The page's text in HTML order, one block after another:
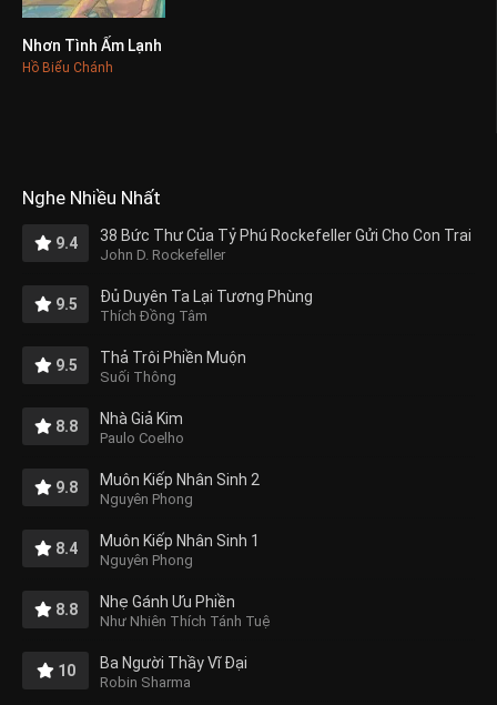
0
Nhơn Tình Ấm Lạnh
Hồ Biểu Chánh
Nghe Nhiều Nhất
9.4 38 Bức Thư Của Tỷ Phú Rockefeller Gửi Cho Con Trai
John D. Rockefeller
9.5 Đủ Duyên Ta Lại Tương Phùng
Thích Đồng Tâm
9.5 Thả Trôi Phiền Muộn
Suối Thông
8.8 Nhà Giả Kim
Paulo Coelho
9.8 Muôn Kiếp Nhân Sinh 2
Nguyên Phong
8.4 Muôn Kiếp Nhân Sinh 1
Nguyên Phong
8.8 Nhẹ Gánh Ưu Phiền
Như Nhiên Thích Tánh Tuệ
10 Ba Người Thầy Vĩ Đại
Robin Sharma